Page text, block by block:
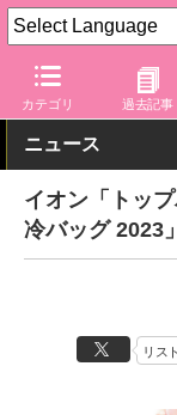
カテゴリ 過去記事
グルメ Watch 店舗
ニュース
イオン「トッ
冷バッグ 2023
リスト